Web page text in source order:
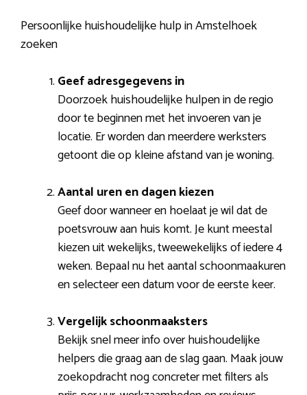
Persoonlijke huishoudelijke hulp in Amstelhoek
zoeken
Geef adresgegevens in
Doorzoek huishoudelijke hulpen in de regio
door te beginnen met het invoeren van je
locatie. Er worden dan meerdere werksters
getoont die op kleine afstand van je woning.
Aantal uren en dagen kiezen
Geef door wanneer en hoelaat je wil dat de
poetsvrouw aan huis komt. Je kunt meestal
kiezen uit wekelijks, tweewekelijks of iedere 4
weken. Bepaal nu het aantal schoonmaakuren
en selecteer een datum voor de eerste keer.
Vergelijk schoonmaaksters
Bekijk snel meer info over huishoudelijke
helpers die graag aan de slag gaan. Maak jouw
zoekopdracht nog concreter met filters als